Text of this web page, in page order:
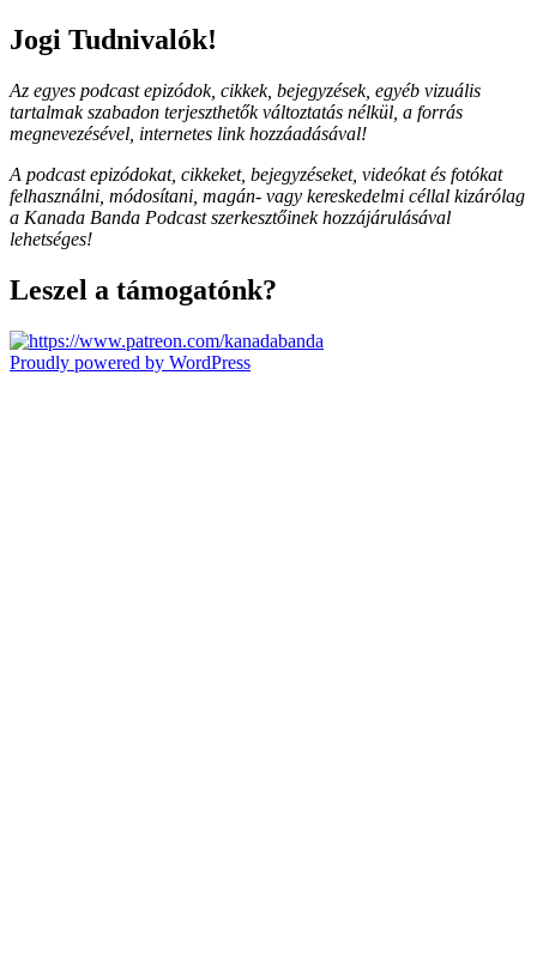
Jogi Tudnivalók!
Az egyes podcast epizódok, cikkek, bejegyzések, egyéb vizuális
tartalmak szabadon terjeszthetők változtatás nélkül, a forrás
megnevezésével, internetes link hozzáadásával!
A podcast epizódokat, cikkeket, bejegyzéseket, videókat és fotókat
felhasználni, módosítani, magán- vagy kereskedelmi céllal kizárólag
a Kanada Banda Podcast szerkesztőinek hozzájárulásával
lehetséges!
Leszel a támogatónk?
Proudly powered by WordPress